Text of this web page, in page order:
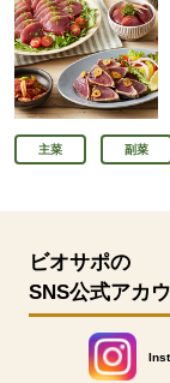
主菜 副菜
ビオサポの
SNS公式アカ
別